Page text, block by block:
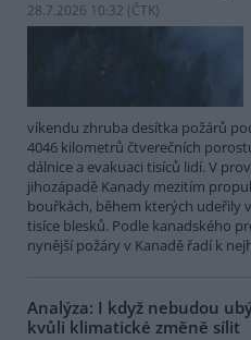
28.7.2026 10:32 (ČTK)
víkendu zhruba desítka požárů
4046 kilometrů čtverečních
dálnice a evakuaci tisíců lidí. V
jihozápadě Kanady mezitím
bouřkách, během kterých udeřily
tisíce blesků. Podle kanadského
nynější požáry v Kanadě řadí k
Analýza: I když nebudou
kvůli klimatické změně sílit